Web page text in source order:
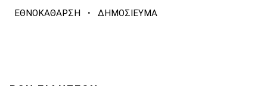
ΕΘΝΟΚΑΘΑΡΣΗ · ΔΗΜΟΣΙΕΥΜΑ